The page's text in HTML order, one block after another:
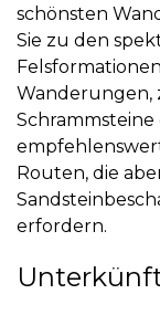
schönsten
Sie zu den
Wanderungen,
Schrammsteine
Routen, die
erfordern.